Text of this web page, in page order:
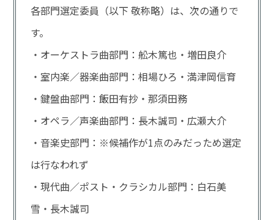
各部門選定委員（以下 敬称略）は、次の通りで
す。
・オーケストラ曲部門：舩木篤也・増田良介
・室内楽／器楽曲部門：相場ひろ・満津岡信育
・鍵盤曲部門：飯田有抄・那須田務
・オペラ／声楽曲部門：長木誠司・広瀬大介
・音楽史部門：※候補作が1点のみだっため選定
は行なわれず
・現代曲／ポスト・クラシカル部門：白石美
雪・長木誠司